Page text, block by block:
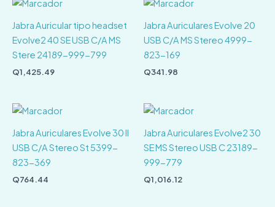
Jabra Auricular tipo headset
Evolve2 40 SE USB C/A MS
Stere 24189-999-799
Q1,425.49
Jabra Auriculares Evolve 20
USB C/A MS Stereo 4999-
823-169
Q341.98
Jabra Auriculares Evolve 30 II
USB C/A Stereo St 5399-
823-369
Q764.44
Jabra Auriculares Evolve2 30
SE MS Stereo USB C 23189-
999-779
Q1,016.12